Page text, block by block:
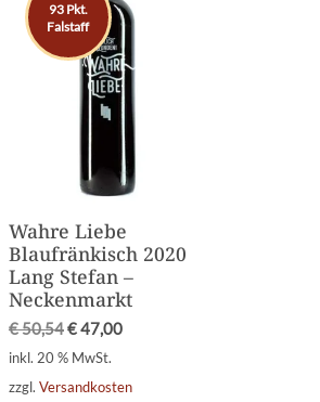
93 Pkt.
Falstaff
Wahre Liebe
Blaufränkisch 2020
Lang Stefan –
Neckenmarkt
€50,54€47,00
inkl. 20 % MwSt.
zzgl. Versandkosten